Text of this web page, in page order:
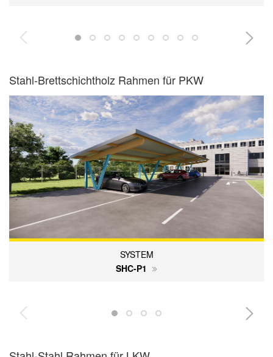
Stahl-Brettschichtholz Rahmen für PKW
SYSTEM
SHC-P1